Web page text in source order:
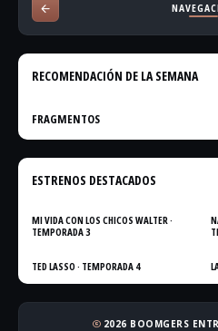
RECOMENDACIÓN DE LA SEMANA
FRAGMENTOS
ESTRENOS DESTACADOS
MI VIDA CON LOS CHICOS WALTER ·
TEMPORADA 3
TED LASSO · TEMPORADA 4
copyright 2026 BOOMGERS